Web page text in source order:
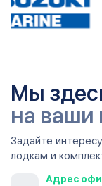
Мы
на ваши
Задайте
лодкам и
Адрес